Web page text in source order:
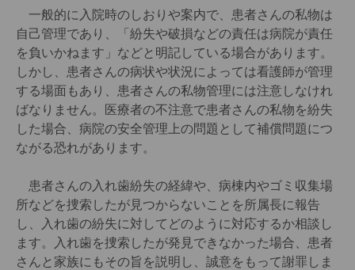
一般的に入院時のしおりや案内で、患者さんの私物は
自己管理であり、「紛失や破損などの責任は病院が責任
を負いかねます」などと明記している場合があります。
しかし、患者さんの病状や状況によっては看護師が管理
する場面もあり、患者さんの私物管理には注意しなけれ
ばなりません。医療者の不注意で患者さんの私物を紛失
した場合、病院の安全管理上の問題として補償問題につ
ながる恐れがあります。
患者さんの入れ歯紛失の経緯や、病棟内やゴミ収集場
所などを捜索したが見つからないことを所属長に報告
し、入れ歯の紛失に対してどのように対応するか相談し
ます。入れ歯を捜索したが発見できなかった場合、患者
さんと家族にもその旨を説明し、誠意をもって謝罪しま